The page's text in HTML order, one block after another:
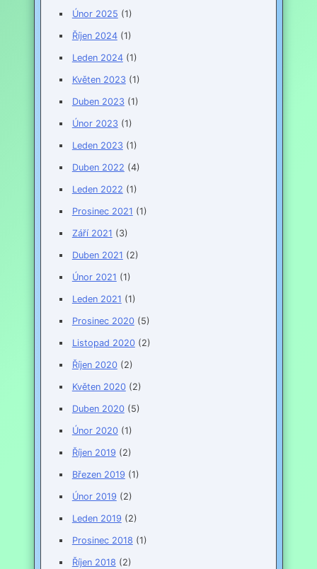
Únor 2025 (1)
Říjen 2024(1)
Leden 2024(1)
Květen 2023(1)
Duben 2023(1)
Únor 2023(1)
Leden 2023(1)
Duben 2022 (4)
Leden 2022 (1)
Prosinec 2021 (1)
Září 2021 (3)
Duben 2021 (2)
Únor 2021 (1)
Leden 2021 (1)
Prosinec 2020(5)
Listopad 2020(2)
Říjen 2020(2)
Květen 2020(2)
Duben 2020(5)
Únor 2020(1)
Říjen 2019 (2)
Březen 2019 (1)
Únor 2019 (2)
Leden 2019 (2)
Prosinec 2018 (1)
Říjen 2018 (2)